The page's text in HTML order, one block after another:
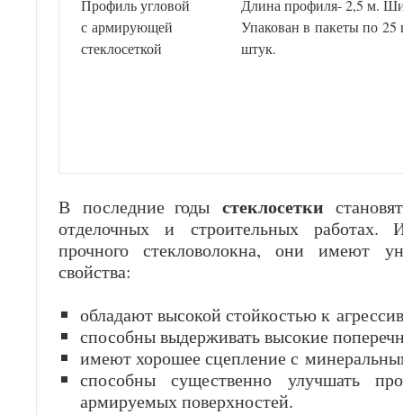
Профиль угловой
с армирующей
стеклосеткой
Длина профиля- 2,5 м.
Упакован в пакеты по
штук.
В последние годы стеклосетки
отделочных и строительных работах.
прочного стекловолокна, они имеют
свойства:
обладают высокой стойкостью к
способны выдерживать высокие
имеют хорошее сцепление с
способны существенно улучшать
армируемых поверхностей.